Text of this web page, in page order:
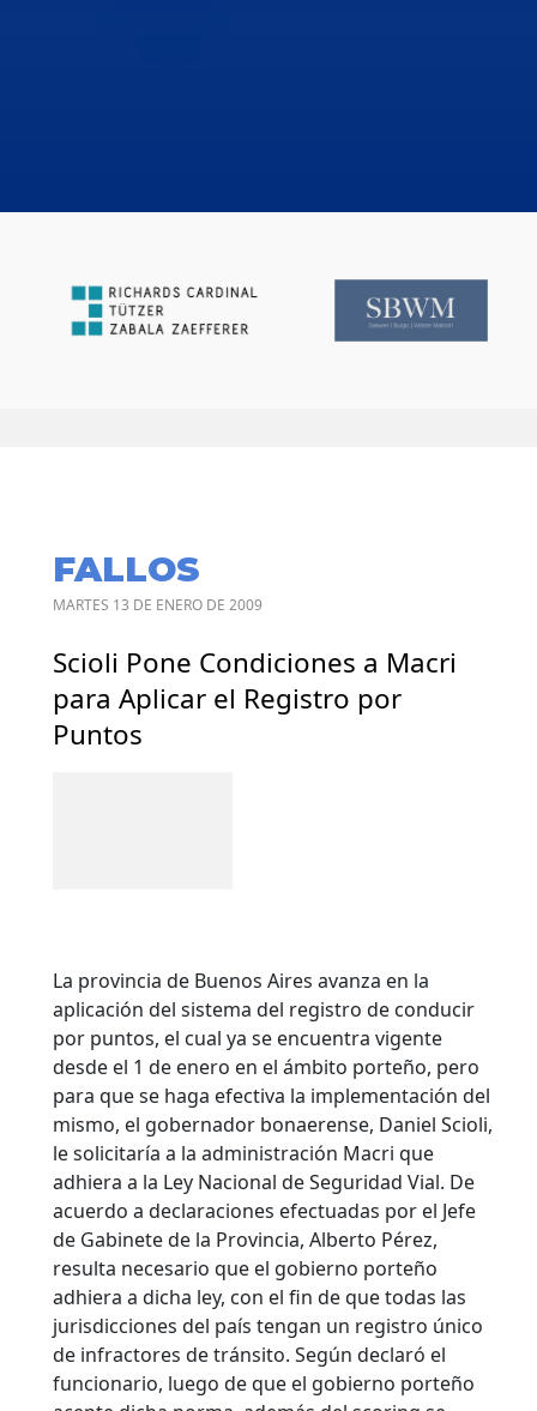
FALLOS
MARTES 13 DE ENERO DE 2009
Scioli Pone Condiciones a Macri
para Aplicar el Registro por
Puntos
La provincia de Buenos Aires avanza en la
aplicación del sistema del registro de conducir
por puntos, el cual ya se encuentra vigente
desde el 1 de enero en el ámbito porteño, pero
para que se haga efectiva la implementación del
mismo, el gobernador bonaerense, Daniel Scioli,
le solicitaría a la administración Macri que
adhiera a la Ley Nacional de Seguridad Vial. De
acuerdo a declaraciones efectuadas por el Jefe
de Gabinete de la Provincia, Alberto Pérez,
resulta necesario que el gobierno porteño
adhiera a dicha ley, con el fin de que todas las
jurisdicciones del país tengan un registro único
de infractores de tránsito. Según declaró el
funcionario, luego de que el gobierno porteño